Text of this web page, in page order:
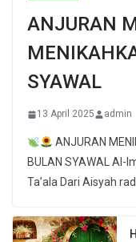
ANJURAN
SYAWAL
13 April 2025 admin
ANJURAN
BULAN SYAWAL